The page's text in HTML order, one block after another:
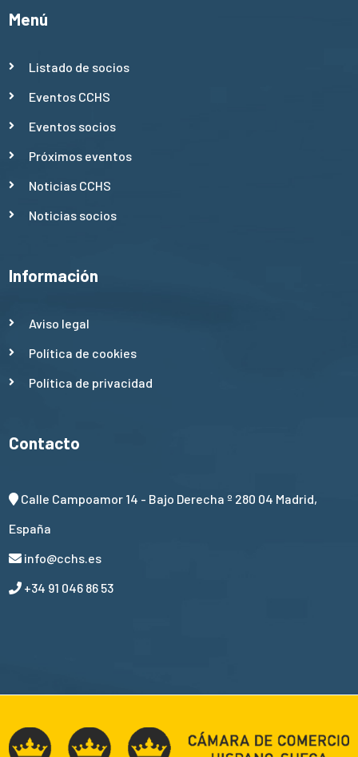
Menú
Listado de socios
Eventos CCHS
Eventos socios
Próximos eventos
Noticias CCHS
Noticias socios
Información
Aviso legal
Política de cookies
Política de privacidad
Contacto
Calle Campoamor 14 - Bajo Derecha º 280 04 Madrid,
España
info@cchs.es
+34 91 046 86 53